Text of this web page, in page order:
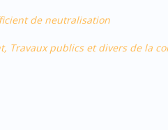
de neutralisation
Travaux publics et divers de la